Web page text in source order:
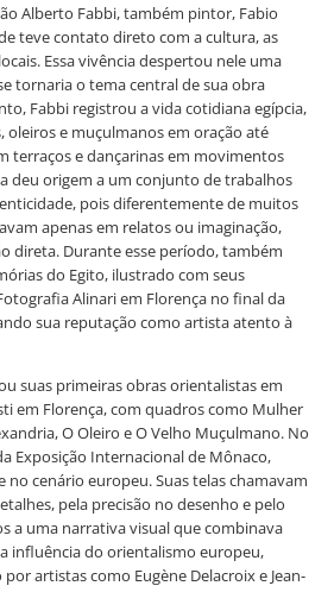
Alberto Fabbi, também pintor, Fabio
teve contato direto com a cultura, as
Essa vivência despertou nele uma
tornaria o tema central de sua obra
Fabbi registrou a vida cotidiana egípcia,
oleiros e muçulmanos em oração até
terraços e dançarinas em movimentos
deu origem a um conjunto de trabalhos
pois diferentemente de muitos
apenas em relatos ou imaginação,
direta. Durante esse período, também
do Egito, ilustrado com seus
Alinari em Florença no final da
sua reputação como artista atento à
suas primeiras obras orientalistas em
em Florença, com quadros como Mulher
O Oleiro e O Velho Muçulmano. No
Exposição Internacional de Mônaco,
cenário europeu. Suas telas chamavam
pela precisão no desenho e pelo
a uma narrativa visual que combinava
influência do orientalismo europeu,
artistas como Eugène Delacroix e Jean-